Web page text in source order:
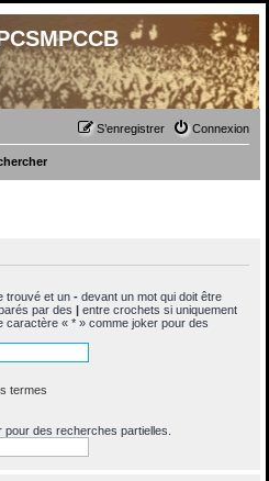
Connexion
S’enregistrer
trouvé et un - devant un mot qui doit être
par des | entre crochets si uniquement
caractère « * » comme joker pour des
termes
des recherches partielles.